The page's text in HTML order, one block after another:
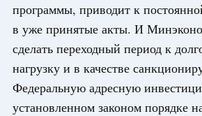
программы, приводит к
в уже принятые акты. И
сделать переходный период к
нагрузку и в качестве
Федеральную адресную
установленном законом порядке